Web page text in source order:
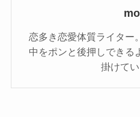
恋多き恋愛体質ライター
中をポンと後押しできる
掛けてい